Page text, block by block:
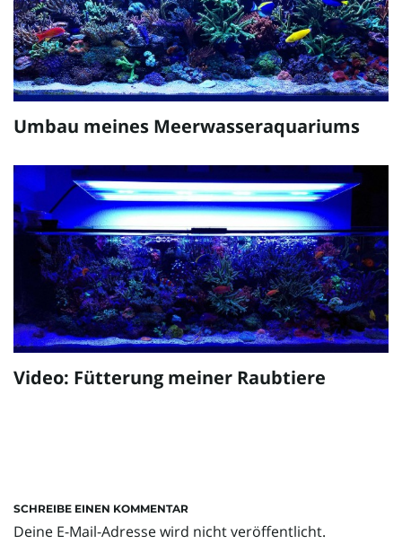
Umbau meines Meerwasseraquariums
Video: Fütterung meiner Raubtiere
SCHREIBE EINEN KOMMENTAR
Deine E-Mail-Adresse wird nicht veröffentlicht.